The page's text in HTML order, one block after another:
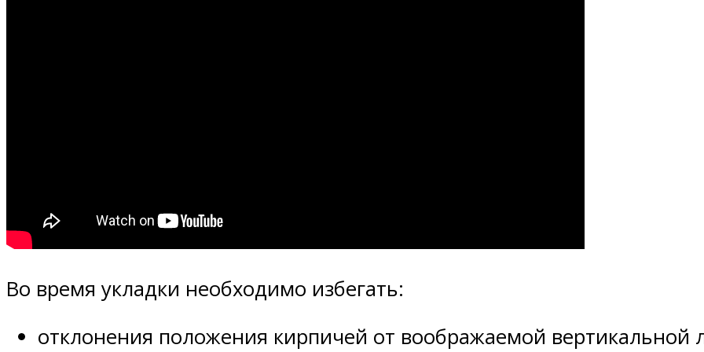
Во время укладки необходимо избегать:
отклонения положения кирпичей от воображаемой вертикальной